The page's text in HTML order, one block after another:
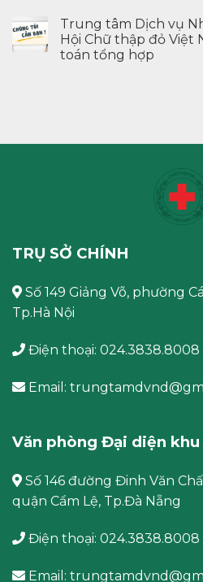
Trung tâm Dịch vụ
Hội Chữ thập đỏ Việt
toán tổng hợp
TRỤ SỞ CHÍNH
Số 149 Giảng Võ, phường
Tp.Hà Nội
Điện thoại: 024.3838.8008
Email:
Văn phòng Đại diện
Số 146 đường Đinh Văn
quận Cẩm Lệ, Tp.Đà Nẵng
Điện thoại: 024.3838.8008
Email: